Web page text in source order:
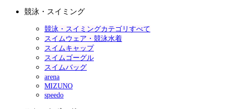
競泳・スイミング
競泳・スイミングカテゴリすべて
スイムウェア・競泳水着
スイムキャップ
スイムゴーグル
スイムバッグ
arena
MIZUNO
speedo